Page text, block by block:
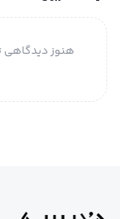
هنوز دیدگاهی